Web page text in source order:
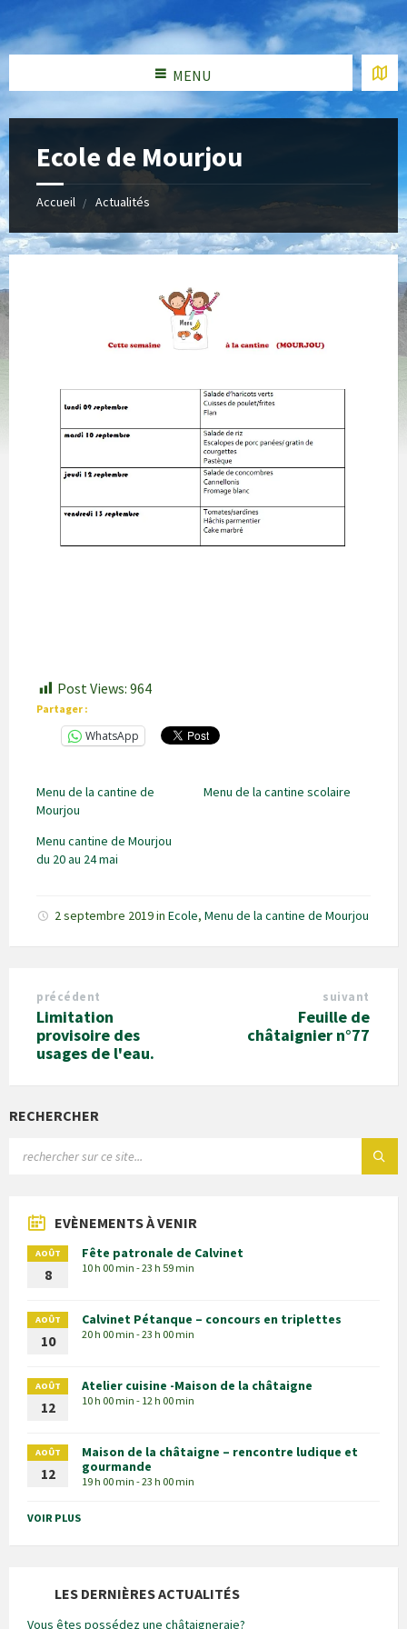
MENU
Ecole de Mourjou
Accueil Actualités
Post Views: 964
Partager :
WhatsApp
Menu de la cantine de
Mourjou
Menu de la cantine scolaire
Menu cantine de Mourjou
du 20 au 24 mai
2 septembre 2019in Ecole, Menu de la cantine de Mourjou
précédent
Limitation
provisoire des
usages de l'eau.
suivant
Feuille de
châtaignier n°77
RECHERCHER
EVÈNEMENTS À VENIR
AOÛT
8
Fête patronale de Calvinet
10 h 00 min - 23 h 59 min
AOÛT
10
Calvinet Pétanque – concours en triplettes
20 h 00 min - 23 h 00 min
AOÛT
12
Atelier cuisine -Maison de la châtaigne
10 h 00 min - 12 h 00 min
AOÛT
12
Maison de la châtaigne – rencontre ludique et
gourmande
19 h 00 min - 23 h 00 min
VOIR PLUS
LES DERNIÈRES ACTUALITÉS
Vous êtes possédez une châtaigneraie?